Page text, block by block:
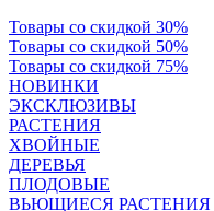
Товары со скидкой 30%
Товары со скидкой 50%
Товары со скидкой 75%
НОВИНКИ
ЭКСКЛЮЗИВЫ
РАСТЕНИЯ
ХВОЙНЫЕ
ДЕРЕВЬЯ
ПЛОДОВЫЕ
ВЬЮЩИЕСЯ РАСТЕНИЯ